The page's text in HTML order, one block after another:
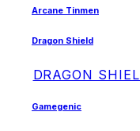
Arcane Tinmen
Dragon Shield
DRAGON
Gamegenic